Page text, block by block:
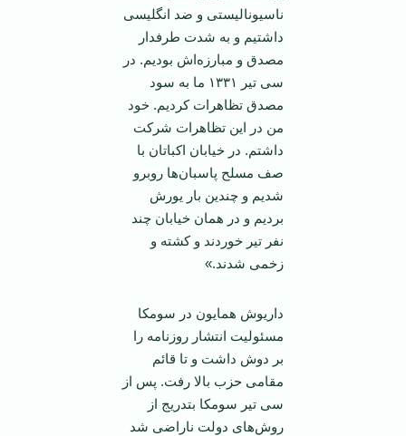
ناسیونالیستی و ضد انگلیسی
داشتیم و به شدت طرفدار
مصدق و مبارزه‌اش بودیم. در
سی تیر ۱۳۳۱ ما به سود
مصدق تظاهرات کردیم. خود
من در این تظاهرات شرکت
داشتم. در خیابان اکباتان با
صف مسلح پاسبان‌ها روبرو
شدیم و چندین بار یورش
بردیم و در‌‌ همان خیابان چند
نفر تیر خوردند و کشته و
زخمی شدند.»
داریوش همایون در سومکا
مسئولیت انتشار روزنامه را
بر دوش داشت و تا قائم
مقامی حزب بالا رفت. پس از
سی تیر سومکا بتدریج از
روش‌های دولت ناراضی شد